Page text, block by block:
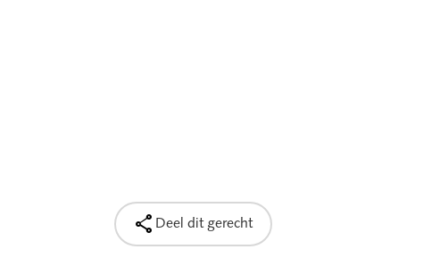
 Deel dit gerecht